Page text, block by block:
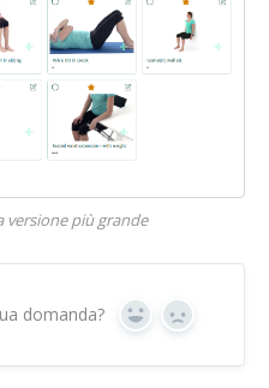
versione più grande
domanda? Sì No